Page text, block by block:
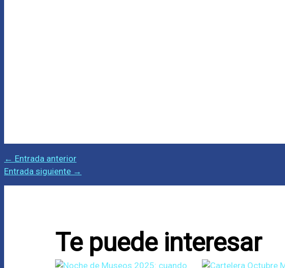
← Entrada anterior
Entrada siguiente →
Te puede interesar